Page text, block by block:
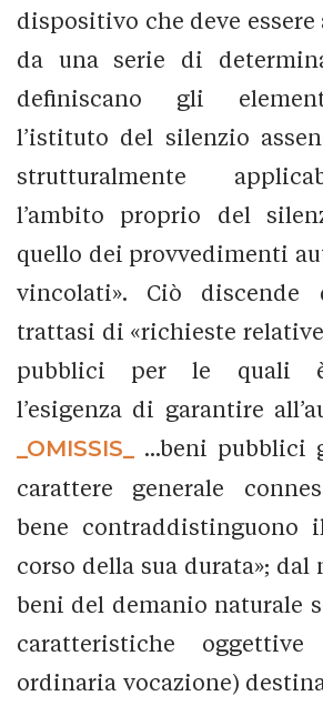
dispositivo che deve essere
da una serie di
definiscano gli
l’istituto del silenzio
strutturalmente
l’ambito proprio del
quello dei provvedimenti
vincolati». Ciò
trattasi di «richieste relative
pubblici per le quali è
l’esigenza di garantire
_OMISSIS_
...beni pubblici
carattere generale
bene contraddistinguono
corso della sua durata»; dal
beni del demanio naturale
caratteristiche
ordinaria vocazione)